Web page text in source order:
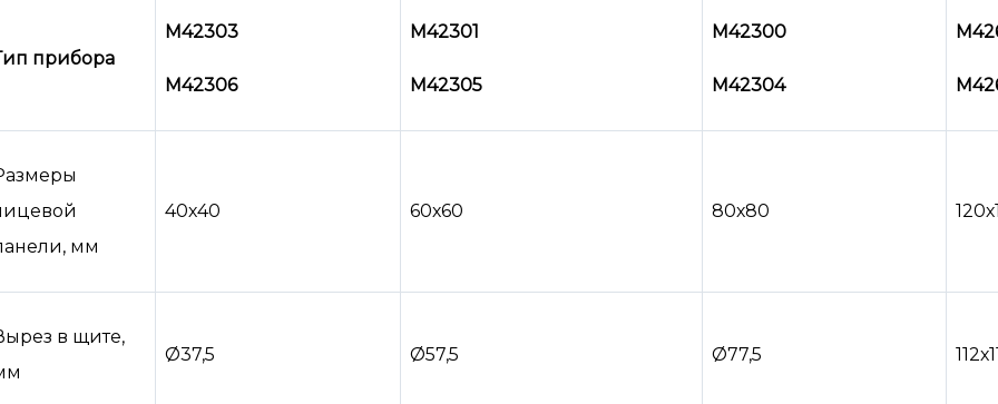
прибора
М42303
М42306
М42301
М42305
М42300
М42304
мм
40х40 60х60 80х80
в щите,
Ø37,5 Ø57,5 Ø77,5